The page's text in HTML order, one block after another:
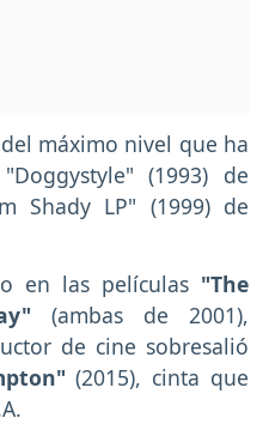
máximo nivel que ha
(1993) de
Shady LP" (1999) de
en las películas "The
(ambas de 2001),
de cine sobresalió
(2015), cinta que